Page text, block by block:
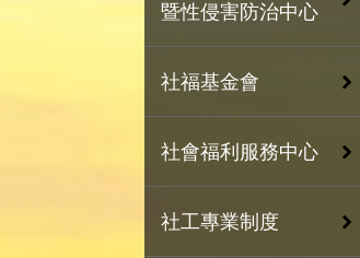
暨性侵害防治中心
社福基金會
社會福利服務中心
社工專業制度